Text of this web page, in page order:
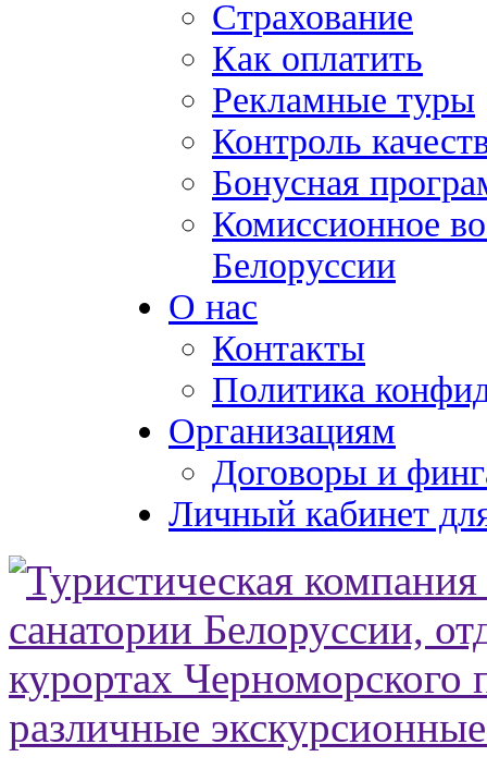
Страхование
Как оплатить
Рекламные туры
Контроль
Бонусная
Комиссионное
Белоруссии
О нас
Контакты
Политика
Организациям
Договоры и
Личный кабинет